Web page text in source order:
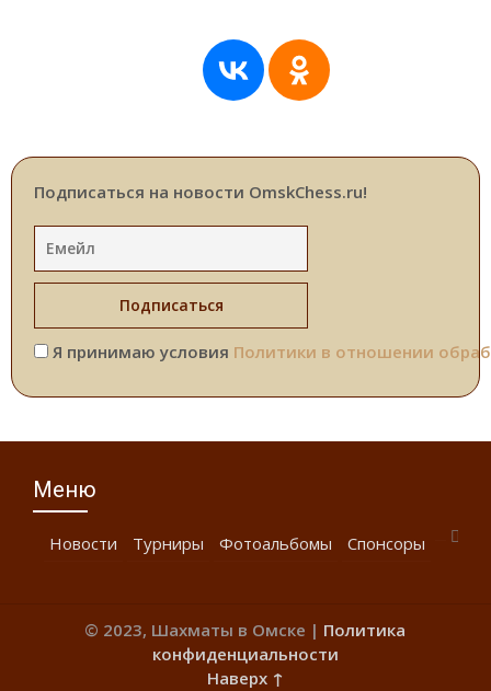
Подписаться на новости OmskChess.ru!
Я принимаю условия Политики в отношении
Меню
Новости Турниры Фотоальбомы Спонсоры
© 2023, Шахматы в Омске | Политика
конфиденциальности
Наверх ↑